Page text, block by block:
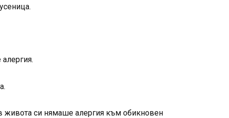
живота си нямаше алергия към обикновен